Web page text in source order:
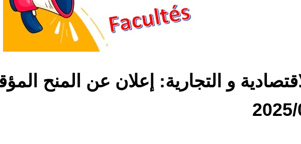
و التجارية: إعلان عن المنح